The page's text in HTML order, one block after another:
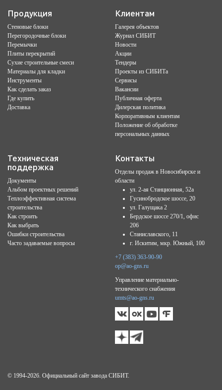
© 1994-2026. Официальный сайт завода СИБИТ.
Продукция
Стеновые блоки
Перегородочные блоки
Перемычки
Плиты перекрытий
Сухие строительные смеси
Материалы для кладки
Инструменты
Как сделать заказ
Где купить
Доставка
Клиентам
Галерея объектов
Журнал СИБИТ
Новости
Акции
Тендеры
Проекты из СИБИТа
Сервисы
Вакансии
Публичная оферта
Дилерская политика
Корпоративным клиентам
Положение об обработке
персональных данных
Техническая
поддержка
Документы
Альбом проектных решений
Теплоэффективная система
строительства
Как строить
Как выбрать
Ошибки строительства
Часто задаваемые вопросы
Контакты
Отделы продаж в Новосибирске и
области
ул. 2-ая Станционная, 52а
Гусинобродское шоссе, 20
ул. Галущака 2
Бердское шоссе 270/1, офис
206
Станиславского, 11
г. Искитим, мкр. Южный, 100
+7 (383) 363-90-90
op@ao-gns.ru
Управление материально-
технического снабжения
umts@ao-gns.ru